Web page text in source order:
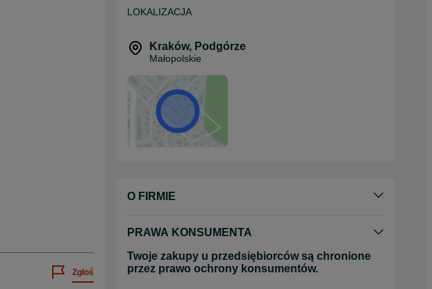
Zgłoś
LOKALIZACJA
Kraków, Podgórze
Małopolskie
O FIRMIE
PRAWA KONSUMENTA
Twoje zakupy u przedsiębiorców są chronione
przez prawo ochrony konsumentów.